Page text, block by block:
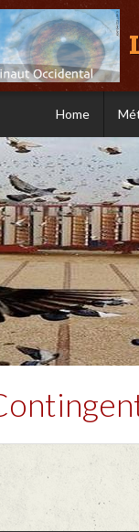
Home